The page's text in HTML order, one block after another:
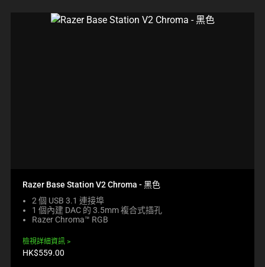
Razer Base Station V2 Chroma - 黑色
2 個 USB 3.1 連接埠
1 個內建 DAC 的 3.5mm 複合式插孔
Razer Chroma™ RGB
檢視詳細資訊
產
HK$559.00